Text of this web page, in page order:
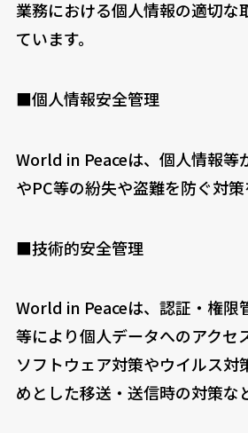
業務における個人情報の適切な
ています。
■個人情報安全管理
World in Peaceは、個人情報等
やPC等の紛失や盗難を防ぐ対策
■技術的安全管理
World in Peaceは、認証・権限
等により個人データへのアクセ
ソフトウェア対策やウイルス対
めとした移送・送信時の対策な